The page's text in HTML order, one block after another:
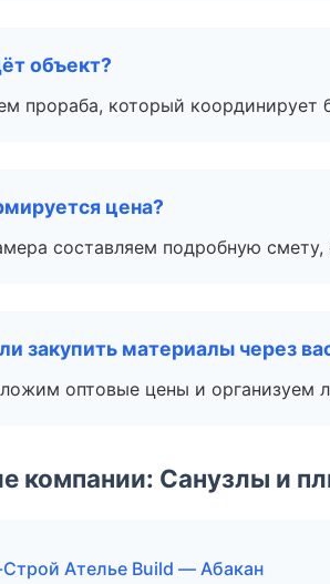
объект?
прораба, который координирует
цена?
составляем подробную
закупить материалы через
оптовые цены и организуем
компании: Санузлы и
Ателье Build — Абакан